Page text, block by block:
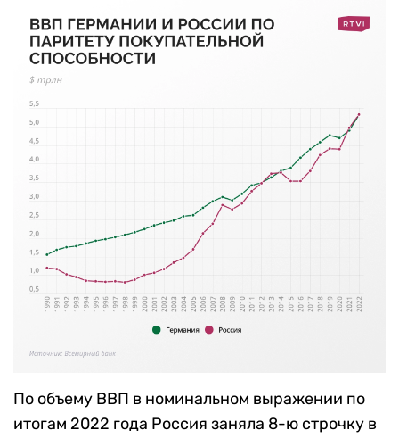
По объему ВВП в номинальном выражении по
итогам 2022 года Россия заняла 8-ю строчку в